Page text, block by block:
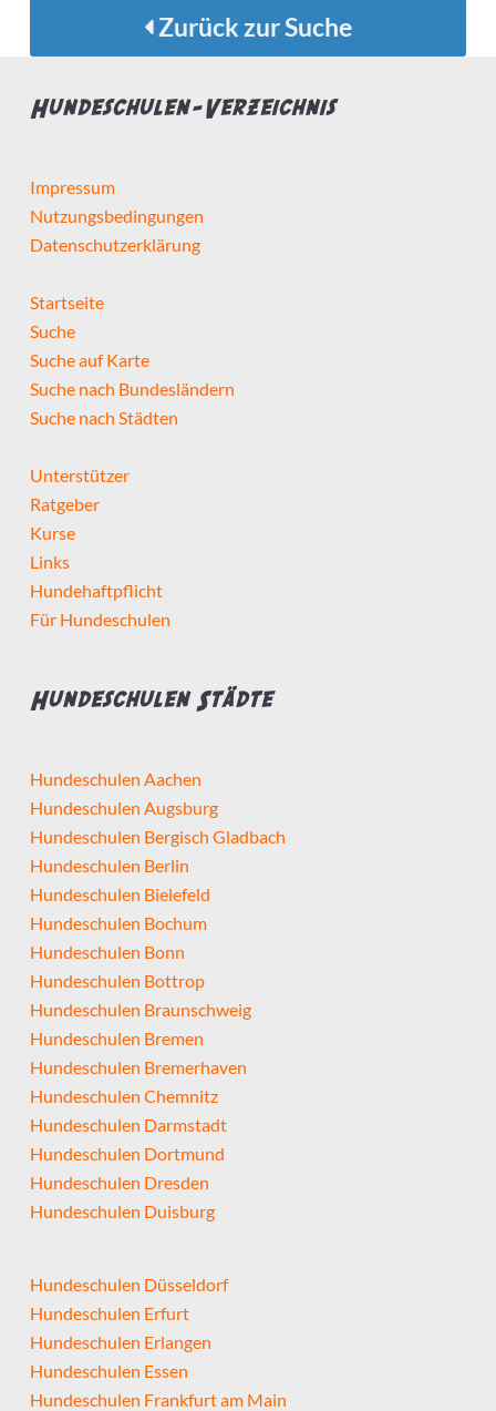
Zurück zur Suche
Hundeschulen-Verzeichnis
Impressum
Nutzungsbedingungen
Datenschutzerklärung
Startseite
Suche
Suche auf Karte
Suche nach Bundesländern
Suche nach Städten
Unterstützer
Ratgeber
Kurse
Links
Hundehaftpflicht
Für Hundeschulen
Hundeschulen Städte
Hundeschulen Aachen
Hundeschulen Augsburg
Hundeschulen Bergisch Gladbach
Hundeschulen Berlin
Hundeschulen Bielefeld
Hundeschulen Bochum
Hundeschulen Bonn
Hundeschulen Bottrop
Hundeschulen Braunschweig
Hundeschulen Bremen
Hundeschulen Bremerhaven
Hundeschulen Chemnitz
Hundeschulen Darmstadt
Hundeschulen Dortmund
Hundeschulen Dresden
Hundeschulen Duisburg
Hundeschulen Düsseldorf
Hundeschulen Erfurt
Hundeschulen Erlangen
Hundeschulen Essen
Hundeschulen Frankfurt am Main